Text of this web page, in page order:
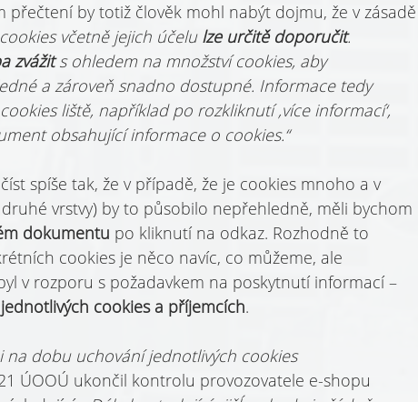
by totiž člověk mohl nabýt dojmu, že v zásadě
včetně jejich účelu lze určitě doporučit.
zvážit s ohledem na množství cookies, aby
a zároveň snadno dostupné. Informace tedy
liště, například po rozkliknutí ‚více informací‘,
obsahující informace o cookies.“
spíše tak, že v případě, že je cookies mnoho a v
vrstvy) by to působilo nepřehledně, měli bychom
dokumentu po kliknutí na odkaz. Rozhodně to
cookies je něco navíc, co můžeme, ale
v rozporu s požadavkem na poskytnutí informací –
cookies a příjemcích.
dobu uchování jednotlivých cookies
ÚOOÚ ukončil kontrolu provozovatele e-shopu